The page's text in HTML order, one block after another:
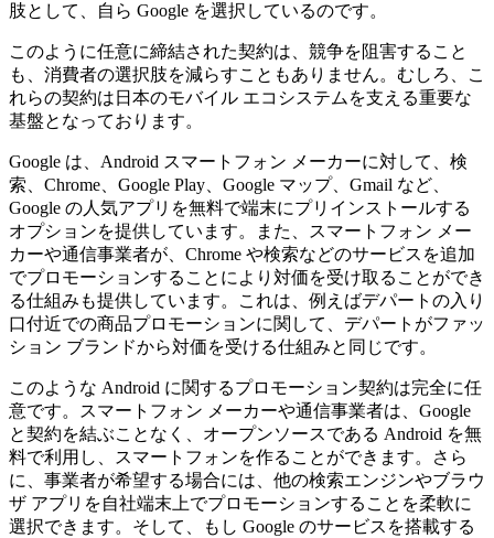
肢として、自ら Google を選択しているのです。
このように任意に締結された契約は、競争を阻害すること
も、消費者の選択肢を減らすこともありません。むしろ、こ
れらの契約は日本のモバイル エコシステムを支える重要な
基盤となっております。
Google は、Android スマートフォン メーカーに対して、検
索、Chrome、Google Play、Google マップ、Gmail など、
Google の人気アプリを無料で端末にプリインストールする
オプションを提供しています。また、スマートフォン メー
カーや通信事業者が、Chrome や検索などのサービスを追加
でプロモーションすることにより対価を受け取ることができ
る仕組みも提供しています。これは、例えばデパートの入り
口付近での商品プロモーションに関して、デパートがファッ
ション ブランドから対価を受ける仕組みと同じです。
このような Android に関するプロモーション契約は完全に任
意です。スマートフォン メーカーや通信事業者は、Google
と契約を結ぶことなく、オープンソースである Android を無
料で利用し、スマートフォンを作ることができます。さら
に、事業者が希望する場合には、他の検索エンジンやブラウ
ザ アプリを自社端末上でプロモーションすることを柔軟に
選択できます。そして、もし Google のサービスを搭載する